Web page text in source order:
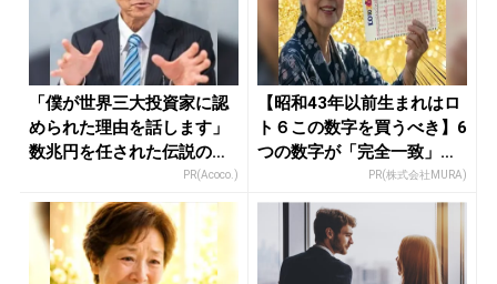
「僕が世界三大投資家に認
められた理由を話します」
数兆円を任された伝説の投
PR(Acoco.)
【昭和43年以前生まれはロ
ト６この数字を買うべき】6
つの数字が「完全一致」す
PR(株式会社MURA)